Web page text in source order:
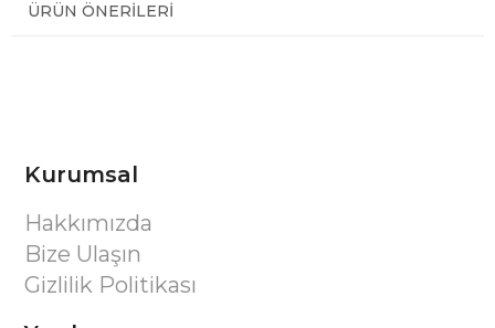
ÜRÜN ÖNERILERI
Kurumsal
Hakkımızda
Bize Ulaşın
Gizlilik Politikası